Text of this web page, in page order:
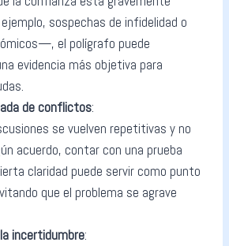
sospechas de infidelidad o
el polígrafo puede
evidencia más objetiva para
de conflictos:
se vuelven repetitivas y no
acuerdo, contar con una prueba
claridad puede servir como punto
que el problema se agrave
incertidumbre: